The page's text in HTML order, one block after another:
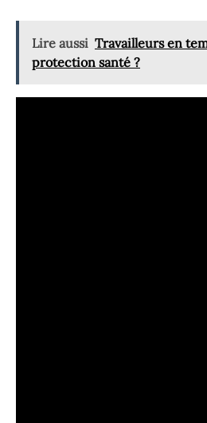
Lire aussi Travailleurs en
protection santé ?